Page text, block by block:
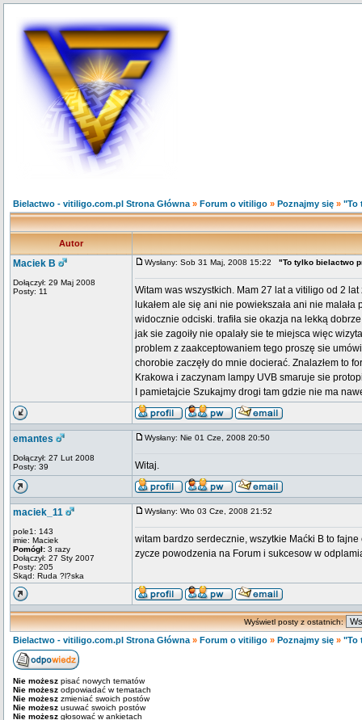
Bielactwo - vitiligo.com.pl Strona Główna » Forum o vitiligo » Poznajmy się » "To
Autor
Maciek B
Dołączył: 29 Maj 2008
Posty: 11
Wysłany: Sob 31 Maj, 2008 15:22 "To tylko bielactwo
Witam was wszystkich. Mam 27 lat a vitiligo od 2
lukałem ale się ani nie powiekszała ani nie
widocznie odciski. trafiła sie okazja na lekką
jak sie zagoiły nie opalały sie te miejsca więc
problem z zaakceptowaniem tego proszę sie
chorobie zaczęły do mnie docierać. Znalazłem to
Krakowa i zaczynam lampy UVB smaruje sie
I pamietajcie Szukajmy drogi tam gdzie nie ma
emantes
Dołączył: 27 Lut 2008
Posty: 39
Wysłany: Nie 01 Cze, 2008 20:50
Witaj.
maciek_11
pole1: 143
imie: Maciek
Pomógł: 3 razy
Dołączył: 27 Sty 2007
Posty: 205
Skąd: Ruda ?l?ska
Wysłany: Wto 03 Cze, 2008 21:52
witam bardzo serdecznie, wszytkie Maćki B to
zycze powodzenia na Forum i sukcesow w
Wyświetl posty z ostatnich:
Bielactwo - vitiligo.com.pl Strona Główna » Forum o vitiligo » Poznajmy się » "To
Nie możesz pisać nowych tematów
Nie możesz odpowiadać w tematach
Nie możesz zmieniać swoich postów
Nie możesz usuwać swoich postów
Nie możesz głosować w ankietach